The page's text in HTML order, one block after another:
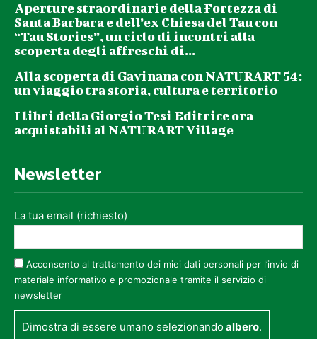
Aperture straordinarie della Fortezza di
Santa Barbara e dell’ex Chiesa del Tau con
“Tau Stories”, un ciclo di incontri alla
scoperta degli affreschi di...
Alla scoperta di Gavinana con NATURART 54:
un viaggio tra storia, cultura e territorio
I libri della Giorgio Tesi Editrice ora
acquistabili al NATURART Village
Newsletter
La tua email (richiesto)
Acconsento al trattamento dei miei dati personali per l’invio di
materiale informativo e promozionale tramite il servizio di
newsletter
Dimostra di essere umano selezionandoalbero.